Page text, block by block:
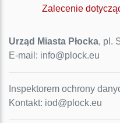
Zalecenie
Urząd Miasta Płocka, pl.
E-mail: info@plock.eu
Inspektorem ochrony
Kontakt: iod@plock.eu